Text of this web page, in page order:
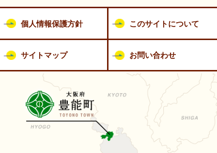
個人情報保護方針 このサイトについて
サイトマップ お問い合わせ